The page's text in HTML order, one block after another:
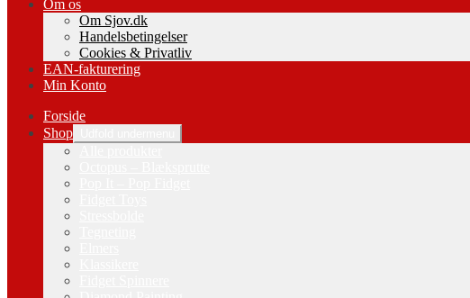
Om os
Om Sjov.dk
Handelsbetingelser
Cookies & Privatliv
EAN-fakturering
Min Konto
Forside
Shop